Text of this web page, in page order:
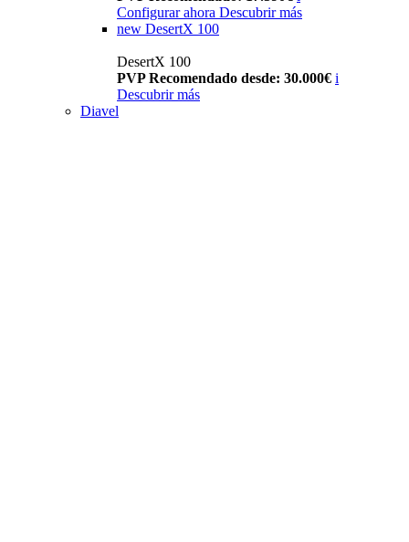
Configurar ahora Descubrir más
new DesertX 100
DesertX 100
PVP Recomendado desde: 30.000€ i
Descubrir más
Diavel